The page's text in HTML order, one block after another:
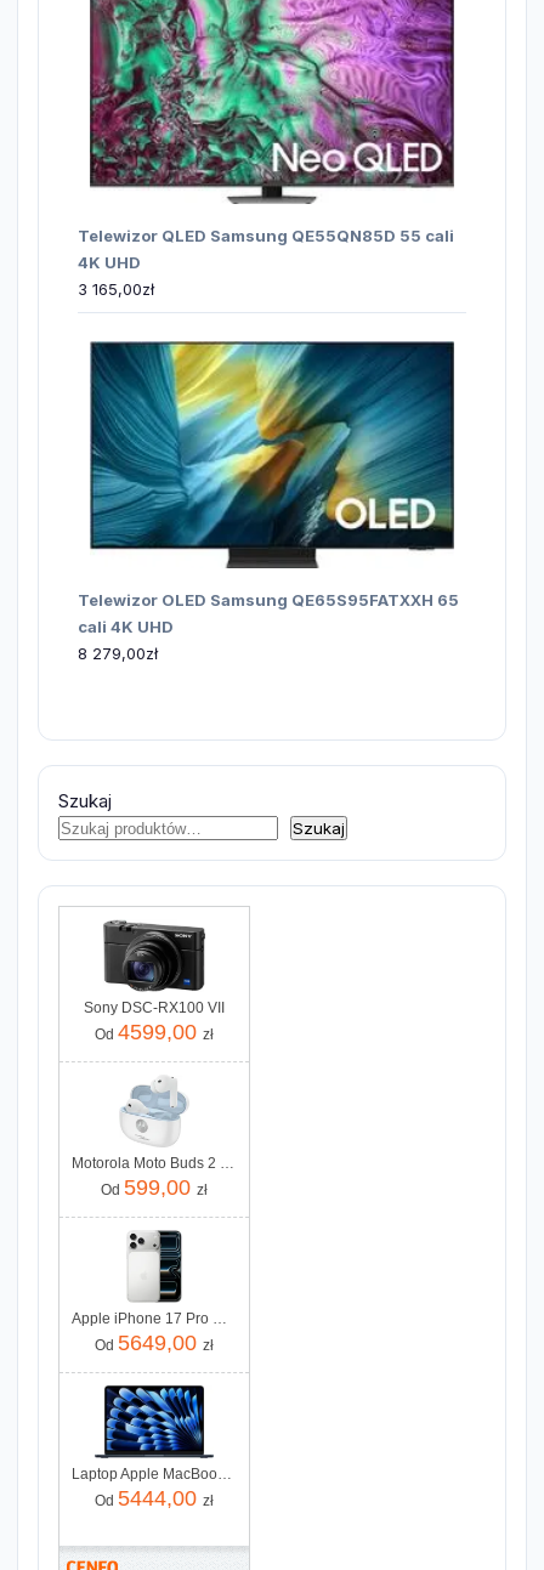
Telewizor QLED Samsung QE55QN85D 55 cali
4K UHD
3 165,00zł
Telewizor OLED Samsung QE65S95FATXXH 65
cali 4K UHD
8 279,00zł
Szukaj
Szukaj
Sony DSC-RX100 VII
Od 4599,00 zł
Motorola Moto Buds 2 Plus Anc Biały
Od 599,00 zł
Apple iPhone 17 Pro Max 256GB Srebrny
Od 5649,00 zł
Laptop Apple MacBook Air 13,6"/M5/16GB/512GB/macOS (MDHE4ZEA)
Od 5444,00 zł